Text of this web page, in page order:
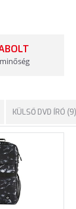
KÜLSŐ DVD ÍRÓ (9)